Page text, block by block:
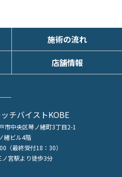
施術の流れ
店舗情報
チバイストKOBE
市中央区琴ノ緒町3丁目2-1
緒ビル4階
（最終受付18：30）
ノ宮駅より徒歩3分